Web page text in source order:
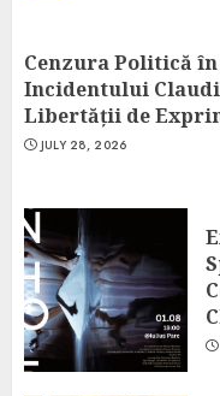
Cenzura Politică
Incidentului
Libertății de
JULY 28, 2026